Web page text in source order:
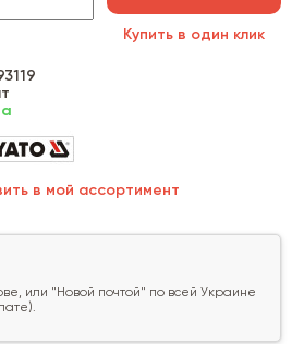
Купить в один клик
в мой ассортимент
или "Новой почтой" по всей Украине